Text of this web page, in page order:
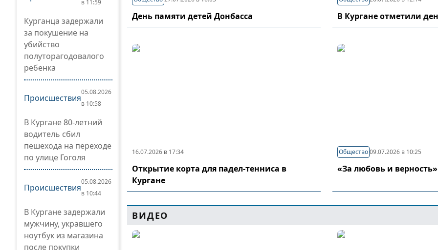
в 11:59
Курганца задержали
за покушение на
убийство
полуторагодовалого
ребенка
Происшествия
05.08.2026
в 10:58
В Кургане 80-летний
водитель сбил
пешехода на переходе
по улице Гоголя
Происшествия
05.08.2026
в 10:44
В Кургане задержали
мужчину, укравшего
ноутбук из магазина
после покупки
День памяти детей Донбасса В Кургане отметили
16.07.2026 в 17:34
Открытие корта для падел-тенниса в
Кургане
Общество 09.07.2026 в 10:25
«За любовь и верность»
ВИДЕО